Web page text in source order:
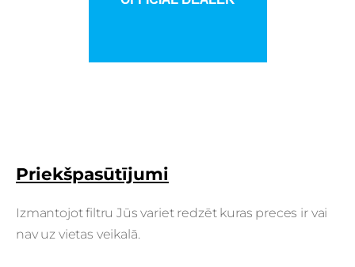
Priekšpasūtījumi
Izmantojot filtru Jūs variet redzēt kuras preces ir vai
nav uz vietas veikalā.